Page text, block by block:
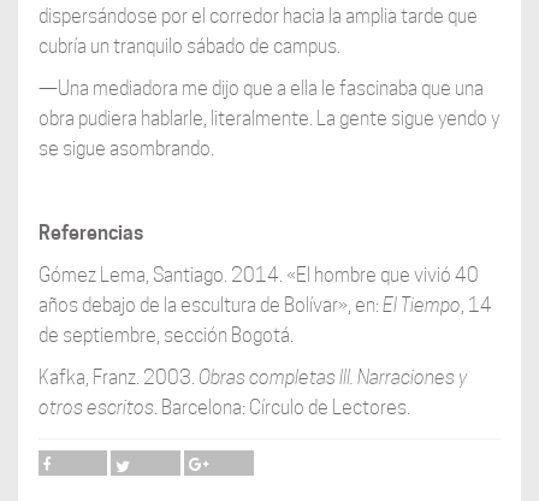
dispersándose por el corredor hacia la amplia tarde que
cubría un tranquilo sábado de campus.
—Una mediadora me dijo que a ella le fascinaba que una
obra pudiera hablarle, literalmente. La gente sigue yendo y
se sigue asombrando.
Referencias
Gómez Lema, Santiago. 2014. «El hombre que vivió 40
años debajo de la escultura de Bolívar», en: El Tiempo, 14
de septiembre, sección Bogotá.
Kafka, Franz. 2003. Obras completas III. Narraciones y
otros escritos. Barcelona: Círculo de Lectores.